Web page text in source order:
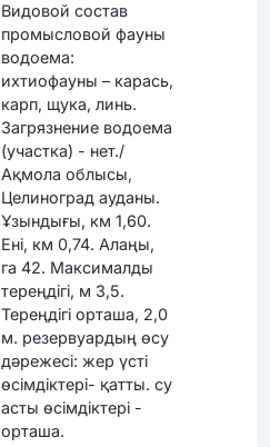
Видовой состав
промысловой фауны
водоема:
ихтиофауны – карась,
карп, щука, линь.
Загрязнение водоема
(участка) - нет./
Ақмола облысы,
Целиноград ауданы.
Ұзындығы, км 1,60.
Ені, км 0,74. Алаңы,
га 42. Максималды
тереңдігі, м 3,5.
Тереңдігі орташа, 2,0
м. резервуардың өсу
дәрежесі: жер үсті
өсімдіктері- қатты. су
асты өсімдіктері -
орташа.